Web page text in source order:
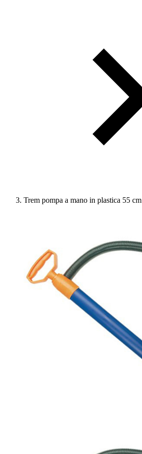
Trem pompa a mano in plastica 55 cm